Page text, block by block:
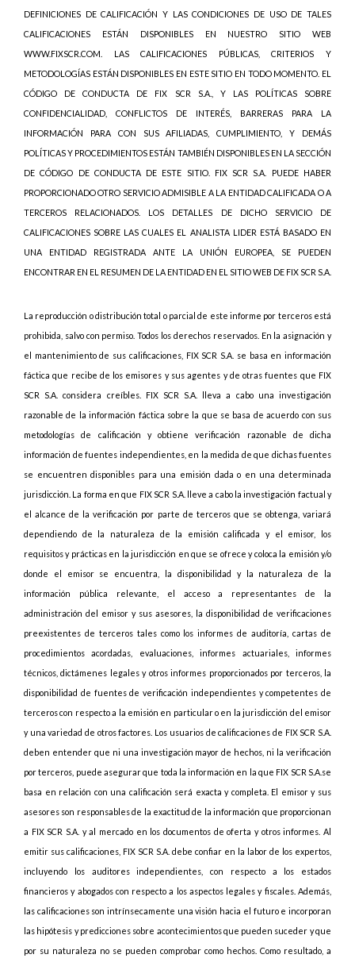
DEFINICIONES DE CALIFICACIÓN Y LAS CONDICIONES DE USO DE TALES
CALIFICACIONES ESTÁN DISPONIBLES EN NUESTRO SITIO WEB
WWW.FIXSCR.COM. LAS CALIFICACIONES PÚBLICAS, CRITERIOS Y
METODOLOGÍAS ESTÁN DISPONIBLES EN ESTE SITIO EN TODO MOMENTO. EL
CÓDIGO DE CONDUCTA DE FIX SCR S.A., Y LAS POLÍTICAS SOBRE
CONFIDENCIALIDAD, CONFLICTOS DE INTERÉS, BARRERAS PARA LA
INFORMACIÓN PARA CON SUS AFILIADAS, CUMPLIMIENTO, Y DEMÁS
POLÍTICAS Y PROCEDIMIENTOS ESTÁN TAMBIÉN DISPONIBLES EN LA SECCIÓN
DE CÓDIGO DE CONDUCTA DE ESTE SITIO. FIX SCR S.A. PUEDE HABER
PROPORCIONADO OTRO SERVICIO ADMISIBLE A LA ENTIDAD CALIFICADA O A
TERCEROS RELACIONADOS. LOS DETALLES DE DICHO SERVICIO DE
CALIFICACIONES SOBRE LAS CUALES EL ANALISTA LIDER ESTÁ BASADO EN
UNA ENTIDAD REGISTRADA ANTE LA UNIÓN EUROPEA, SE PUEDEN
ENCONTRAR EN EL RESUMEN DE LA ENTIDAD EN EL SITIO WEB DE FIX SCR S.A.
La reproducción o distribución total o parcial de este informe por terceros está
prohibida, salvo con permiso. Todos los derechos reservados. En la asignación y
el mantenimiento de sus calificaciones, FIX SCR S.A. se basa en información
fáctica que recibe de los emisores y sus agentes y de otras fuentes que FIX
SCR S.A. considera creíbles. FIX SCR S.A. lleva a cabo una investigación
razonable de la información fáctica sobre la que se basa de acuerdo con sus
metodologías de calificación y obtiene verificación razonable de dicha
información de fuentes independientes, en la medida de que dichas fuentes
se encuentren disponibles para una emisión dada o en una determinada
jurisdicción. La forma en que FIX SCR S.A. lleve a cabo la investigación factual y
el alcance de la verificación por parte de terceros que se obtenga, variará
dependiendo de la naturaleza de la emisión calificada y el emisor, los
requisitos y prácticas en la jurisdicción en que se ofrece y coloca la emisión y/o
donde el emisor se encuentra, la disponibilidad y la naturaleza de la
información pública relevante, el acceso a representantes de la
administración del emisor y sus asesores, la disponibilidad de verificaciones
preexistentes de terceros tales como los informes de auditoría, cartas de
procedimientos acordadas, evaluaciones, informes actuariales, informes
técnicos, dictámenes legales y otros informes proporcionados por terceros, la
disponibilidad de fuentes de verificación independientes y competentes de
terceros con respecto a la emisión en particular o en la jurisdicción del emisor
y una variedad de otros factores. Los usuarios de calificaciones de FIX SCR S.A.
deben entender que ni una investigación mayor de hechos, ni la verificación
por terceros, puede asegurar que toda la información en la que FIX SCR S.A.se
basa en relación con una calificación será exacta y completa. El emisor y sus
asesores son responsables de la exactitud de la información que proporcionan
a FIX SCR S.A. y al mercado en los documentos de oferta y otros informes. Al
emitir sus calificaciones, FIX SCR S.A. debe confiar en la labor de los expertos,
incluyendo los auditores independientes, con respecto a los estados
financieros y abogados con respecto a los aspectos legales y fiscales. Además,
las calificaciones son intrínsecamente una visión hacia el futuro e incorporan
las hipótesis y predicciones sobre acontecimientos que pueden suceder y que
por su naturaleza no se pueden comprobar como hechos. Como resultado, a